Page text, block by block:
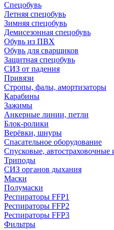
Спецобувь
Летняя спецобувь
Зимняя спецобувь
Демисезонная спецобувь
Обувь из ПВХ
Обувь для сварщиков
Защитная спецобувь
СИЗ от падения
Привязи
Стропы, фалы, амортизаторы
Карабины
Зажимы
Анкерные линии, петли
Блок-ролики
Верёвки, шнуры
Спасательное оборудование
Спусковые, автостраховочные
Триподы
СИЗ органов дыхания
Маски
Полумаски
Респираторы FFP1
Респираторы FFP2
Респираторы FFP3
Фильтры